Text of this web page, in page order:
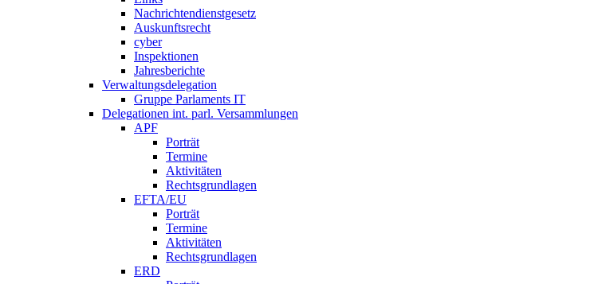
Nachrichtendienstgesetz
Auskunftsrecht
cyber
Inspektionen
Jahresberichte
Verwaltungsdelegation
Gruppe Parlaments IT
Delegationen int. parl. Versammlungen
APF
Porträt
Termine
Aktivitäten
Rechtsgrundlagen
EFTA/EU
Porträt
Termine
Aktivitäten
Rechtsgrundlagen
ERD